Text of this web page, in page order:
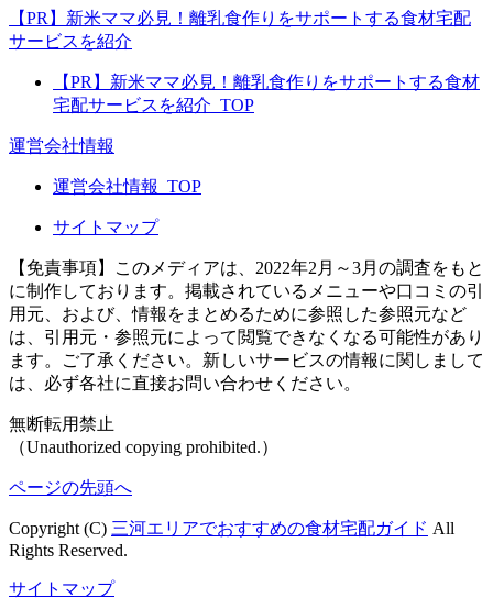
【PR】新米ママ必見！離乳食作りをサポートする食材宅配
サービスを紹介
【PR】新米ママ必見！離乳食作りをサポートする食材
宅配サービスを紹介_TOP
運営会社情報
運営会社情報_TOP
サイトマップ
【免責事項】
このメディアは、2022年2月～3月の調査をもと
に制作しております。掲載されているメニューや口コミの引
用元、および、情報をまとめるために参照した参照元など
は、引用元・参照元によって閲覧できなくなる可能性があり
ます。ご了承ください。新しいサービスの情報に関しまして
は、必ず各社に直接お問い合わせください。
無断転用禁止
（Unauthorized copying prohibited.）
ページの先頭へ
Copyright (C) 三河エリアでおすすめの食材宅配ガイド All
Rights Reserved.
サイトマップ